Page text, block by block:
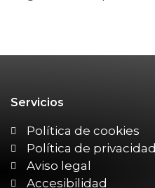
Servicios
Política de cookies
Política de privacidad
Aviso legal
Accesibilidad